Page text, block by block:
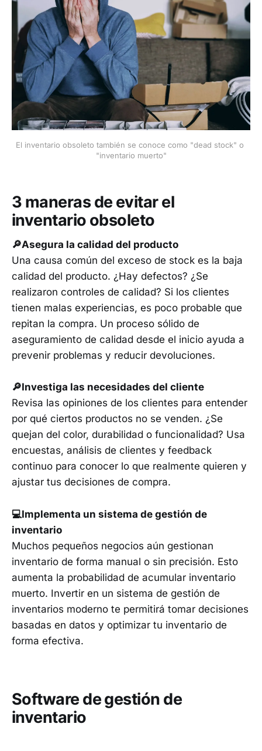
El inventario obsoleto también se conoce como "dead stock" o
"inventario muerto"
3 maneras de evitar el
inventario obsoleto
🔎Asegura la calidad del producto
Una causa común del exceso de stock es la baja
calidad del producto. ¿Hay defectos? ¿Se
realizaron controles de calidad? Si los clientes
tienen malas experiencias, es poco probable que
repitan la compra. Un proceso sólido de
aseguramiento de calidad desde el inicio ayuda a
prevenir problemas y reducir devoluciones.
🔎Investiga las necesidades del cliente
Revisa las opiniones de los clientes para entender
por qué ciertos productos no se venden. ¿Se
quejan del color, durabilidad o funcionalidad? Usa
encuestas, análisis de clientes y feedback
continuo para conocer lo que realmente quieren y
ajustar tus decisiones de compra.
💻Implementa un sistema de gestión de
inventario
Muchos pequeños negocios aún gestionan
inventario de forma manual o sin precisión. Esto
aumenta la probabilidad de acumular inventario
muerto. Invertir en un sistema de gestión de
inventarios moderno te permitirá tomar decisiones
basadas en datos y optimizar tu inventario de
forma efectiva.
Software de gestión de
inventario